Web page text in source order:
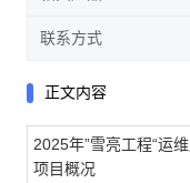
联系方式
正文内容
2025年”雪亮工程“运
项目概况